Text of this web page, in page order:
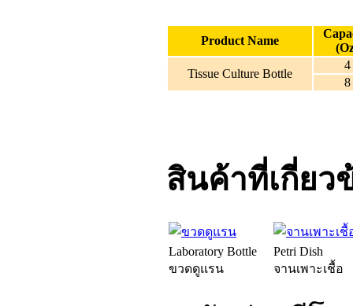
Product Name
Tissue Culture Bottle
4
8
สินค้าที่เกี่ยว
Laboratory Bottle
ขวดดูแรน
Petri Dish
จานเพาะเชื้อ